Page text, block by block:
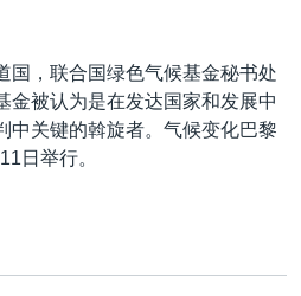
国，联合国绿色气候基金秘书处
金被认为是在发达国家和发展中
中关键的斡旋者。气候变化巴黎
日举行。